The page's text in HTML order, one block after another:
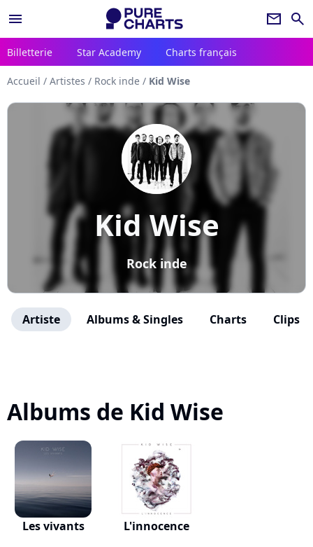
menu newsletter search
Billetterie Star Academy Charts français
Accueil / Artistes / Rock inde / Kid Wise
Kid Wise
Rock inde
Artiste Albums & Singles Charts Clips
Albums de Kid Wise
Les vivants L'innocence